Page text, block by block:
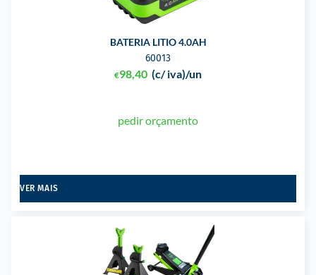
BATERIA LITIO 4.0AH
60013
€98,40 (c/ iva)/un
pedir orçamento
VER MAIS